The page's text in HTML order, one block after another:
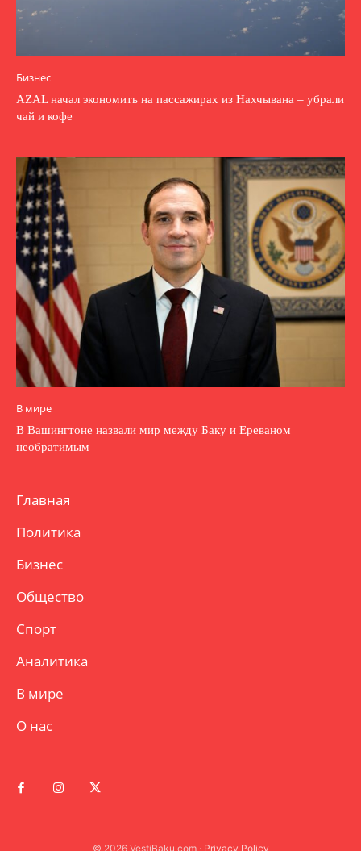
Бизнес
AZAL начал экономить на пассажирах из Нахчывана – убрали
чай и кофе
В мире
В Вашингтоне назвали мир между Баку и Ереваном
необратимым
Главная
Политика
Бизнес
Общество
Спорт
Аналитика
В мире
О нас
© 2026 VestiBaku.com · Privacy Policy